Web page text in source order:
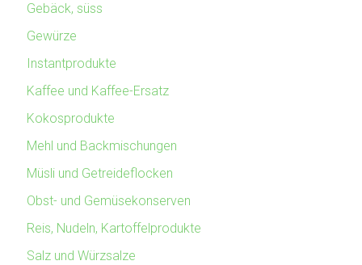
Gebäck, süss
Gewürze
Instantprodukte
Kaffee und Kaffee-Ersatz
Kokosprodukte
Mehl und Backmischungen
Müsli und Getreideflocken
Obst- und Gemüsekonserven
Reis, Nudeln, Kartoffelprodukte
Salz und Würzsalze